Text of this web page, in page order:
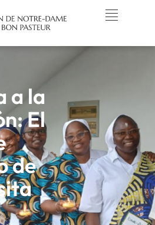
a la
El
de